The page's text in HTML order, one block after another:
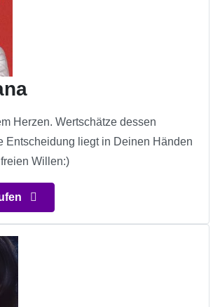
Herzen. Wertschätze dessen
Entscheidung liegt in Deinen Händen
Willen:)